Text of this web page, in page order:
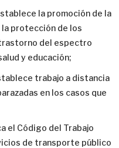
la promoción de la
protección de los
del espectro
y educación;
trabajo a distancia
en los casos que
el Código del Trabajo
de transporte público